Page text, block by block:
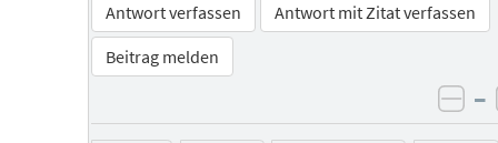
Antwort verfassen
Antwort mit Zitat verfassen
Beitrag melden
–